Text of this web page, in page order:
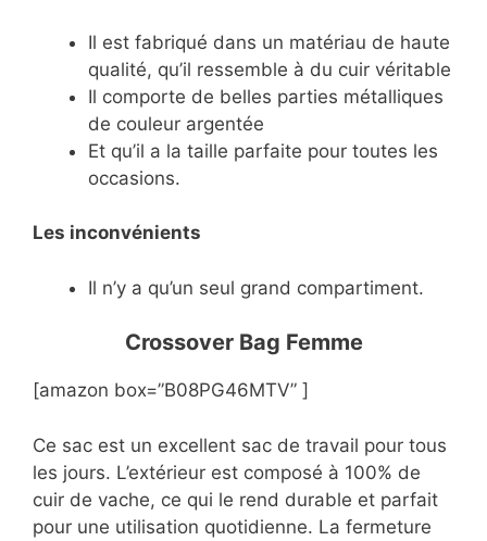
Il est fabriqué dans un matériau de haute
qualité, qu’il ressemble à du cuir véritable
Il comporte de belles parties métalliques
de couleur argentée
Et qu’il a la taille parfaite pour toutes les
occasions.
Les inconvénients
Il n’y a qu’un seul grand compartiment.
Crossover Bag Femme
[amazon box=”B08PG46MTV” ]
Ce sac est un excellent sac de travail pour tous
les jours. L’extérieur est composé à 100% de
cuir de vache, ce qui le rend durable et parfait
pour une utilisation quotidienne. La fermeture